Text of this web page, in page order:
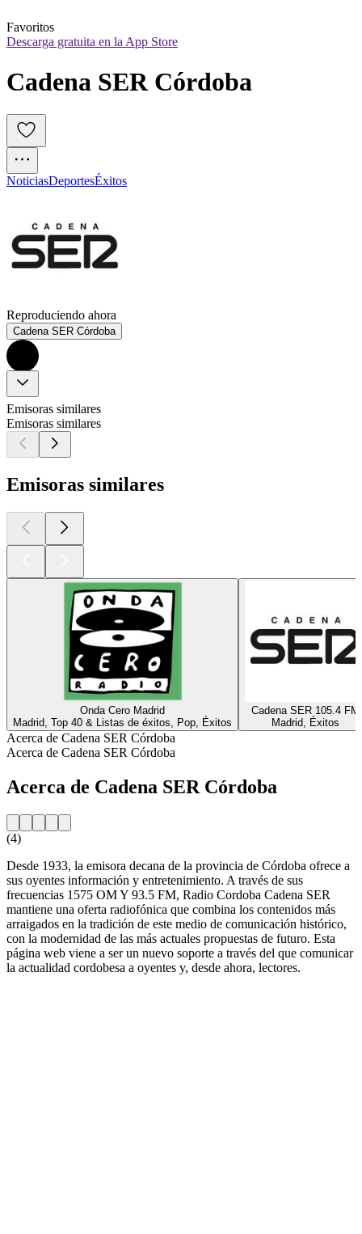
Favoritos
Descarga gratuita en la App Store
Cadena SER Córdoba
NoticiasDeportesÉxitos
Reproduciendo ahora
Cadena SER Córdoba
Emisoras similares
Emisoras similares
Emisoras similares
Onda Cero Madrid
Madrid, Top 40 & Listas de éxitos, Pop, Éxitos
Cadena SER 105.4 FM
Madrid, Éxitos
Acerca de Cadena SER Córdoba
Acerca de Cadena SER Córdoba
Acerca de Cadena SER Córdoba
(4)
Desde 1933, la emisora decana de la provincia de Córdoba ofrece a
sus oyentes información y entretenimiento. A través de sus
frecuencias 1575 OM Y 93.5 FM, Radio Cordoba Cadena SER
mantiene una oferta radiofónica que combina los contenidos más
arraigados en la tradición de este medio de comunicación histórico,
con la modernidad de las más actuales propuestas de futuro. Esta
página web viene a ser un nuevo soporte a través del que comunicar
la actualidad cordobesa a oyentes y, desde ahora, lectores.